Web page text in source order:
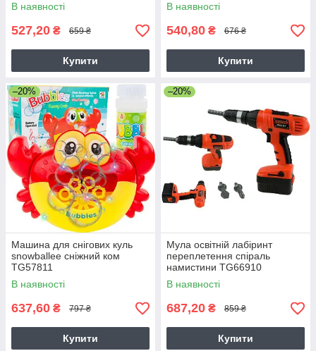
В наявності
527,20 ₴ 659 ₴
Купити
В наявності
540,80 ₴ 676 ₴
Купити
–20%
Машина для снігових куль
snowballee сніжний ком
TG57811
В наявності
637,60 ₴ 797 ₴
Купити
–20%
Мула освітній лабіринт
переплетення спіраль
намистини TG66910
В наявності
687,20 ₴ 859 ₴
Купити